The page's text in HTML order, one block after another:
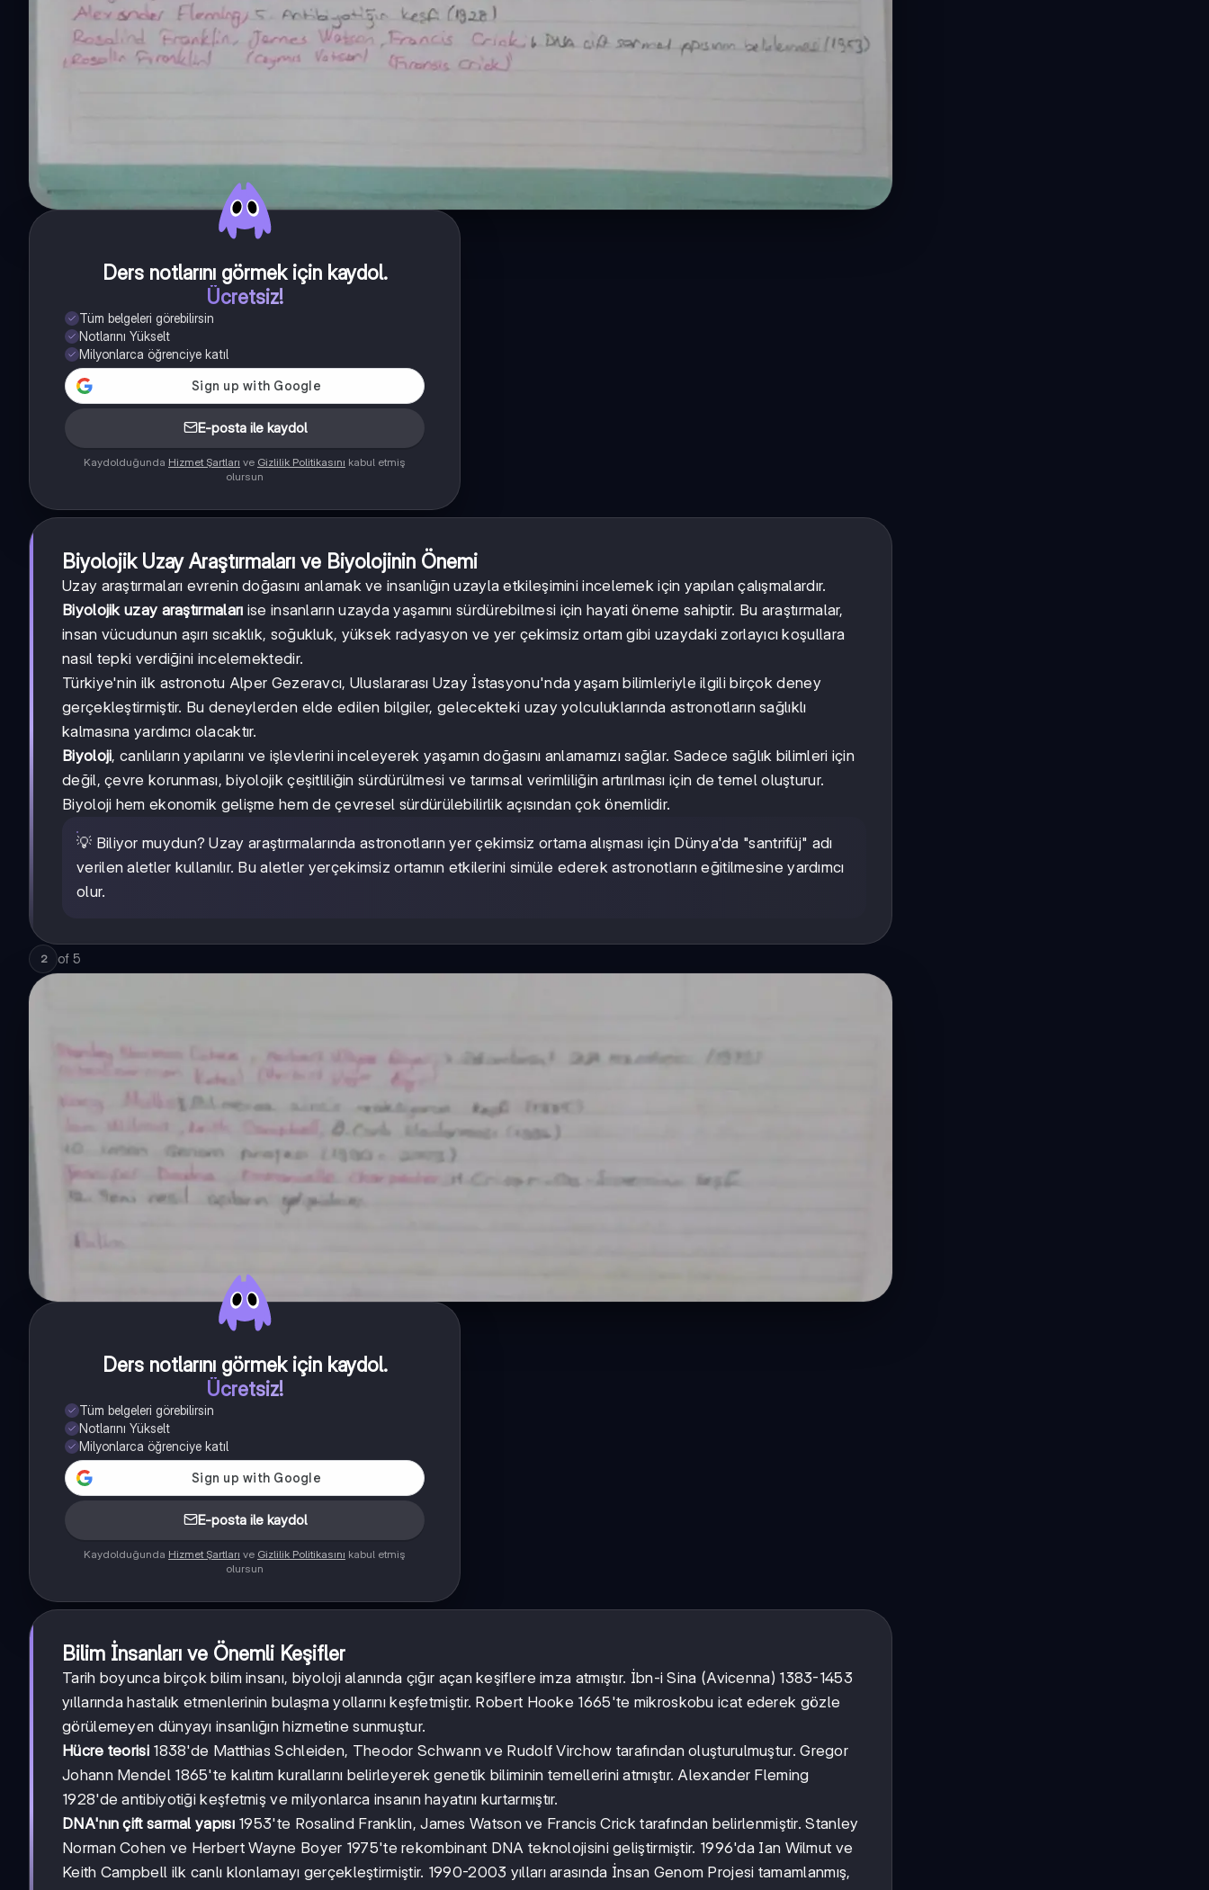
Ders notlarını görmek için kaydol.
Ücretsiz!
Tüm belgeleri görebilirsin
Notlarını Yükselt
Milyonlarca öğrenciye katıl
E-posta ile kaydol
Kaydolduğunda Hizmet Şartları ve Gizlilik Politikasını kabul etmiş
olursun
Biyolojik Uzay Araştırmaları ve Biyolojinin Önemi
Uzay araştırmaları evrenin doğasını anlamak ve insanlığın uzayla etkileşimini incelemek için yapılan çalışmalardır.
Biyolojik uzay araştırmaları ise insanların uzayda yaşamını sürdürebilmesi için hayati öneme sahiptir. Bu araştırmalar,
insan vücudunun aşırı sıcaklık, soğukluk, yüksek radyasyon ve yer çekimsiz ortam gibi uzaydaki zorlayıcı koşullara
nasıl tepki verdiğini incelemektedir.
Türkiye'nin ilk astronotu Alper Gezeravcı, Uluslararası Uzay İstasyonu'nda yaşam bilimleriyle ilgili birçok deney
gerçekleştirmiştir. Bu deneylerden elde edilen bilgiler, gelecekteki uzay yolculuklarında astronotların sağlıklı
kalmasına yardımcı olacaktır.
Biyoloji, canlıların yapılarını ve işlevlerini inceleyerek yaşamın doğasını anlamamızı sağlar. Sadece sağlık bilimleri için
değil, çevre korunması, biyolojik çeşitliliğin sürdürülmesi ve tarımsal verimliliğin artırılması için de temel oluşturur.
Biyoloji hem ekonomik gelişme hem de çevresel sürdürülebilirlik açısından çok önemlidir.
💡 Biliyor muydun? Uzay araştırmalarında astronotların yer çekimsiz ortama alışması için Dünya'da "santrifüj" adı
verilen aletler kullanılır. Bu aletler yerçekimsiz ortamın etkilerini simüle ederek astronotların eğitilmesine yardımcı
olur.
2 of 5
Ders notlarını görmek için kaydol.
Ücretsiz!
Tüm belgeleri görebilirsin
Notlarını Yükselt
Milyonlarca öğrenciye katıl
E-posta ile kaydol
Kaydolduğunda Hizmet Şartları ve Gizlilik Politikasını kabul etmiş
olursun
Bilim İnsanları ve Önemli Keşifler
Tarih boyunca birçok bilim insanı, biyoloji alanında çığır açan keşiflere imza atmıştır. İbn-i Sina (Avicenna) 1383-1453
yıllarında hastalık etmenlerinin bulaşma yollarını keşfetmiştir. Robert Hooke 1665'te mikroskobu icat ederek gözle
görülemeyen dünyayı insanlığın hizmetine sunmuştur.
Hücre teorisi1838'de Matthias Schleiden, Theodor Schwann ve Rudolf Virchow tarafından oluşturulmuştur. Gregor
Johann Mendel 1865'te kalıtım kurallarını belirleyerek genetik biliminin temellerini atmıştır. Alexander Fleming
1928'de antibiyotiği keşfetmiş ve milyonlarca insanın hayatını kurtarmıştır.
DNA'nın çift sarmal yapısı1953'te Rosalind Franklin, James Watson ve Francis Crick tarafından belirlenmiştir. Stanley
Norman Cohen ve Herbert Wayne Boyer 1975'te rekombinant DNA teknolojisini geliştirmiştir. 1996'da Ian Wilmut ve
Keith Campbell ilk canlı klonlamayı gerçekleştirmiştir. 1990-2003 yılları arasında İnsan Genom Projesi tamamlanmış,